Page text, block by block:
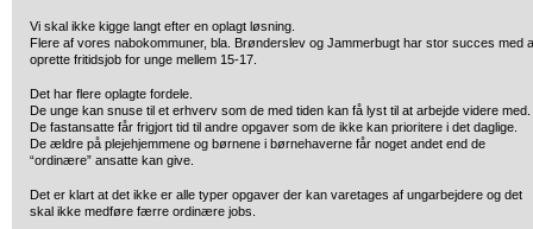
Vi skal ikke kigge langt efter en oplagt løsning.
Flere af vores nabokommuner, bla. Brønderslev og Jammerbugt har stor succes med
oprette fritidsjob for unge mellem 15-17.
Det har flere oplagte fordele.
De unge kan snuse til et erhverv som de med tiden kan få lyst til at arbejde videre med.
De fastansatte får frigjort tid til andre opgaver som de ikke kan prioritere i det daglige.
De ældre på plejehjemmene og børnene i børnehaverne får noget andet end de
“ordinære” ansatte kan give.
Det er klart at det ikke er alle typer opgaver der kan varetages af ungarbejdere og det
skal ikke medføre færre ordinære jobs.